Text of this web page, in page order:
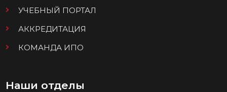
УЧЕБНЫЙ ПОРТАЛ
АККРЕДИТАЦИЯ
КОМАНДА ИПО
Наши отделы